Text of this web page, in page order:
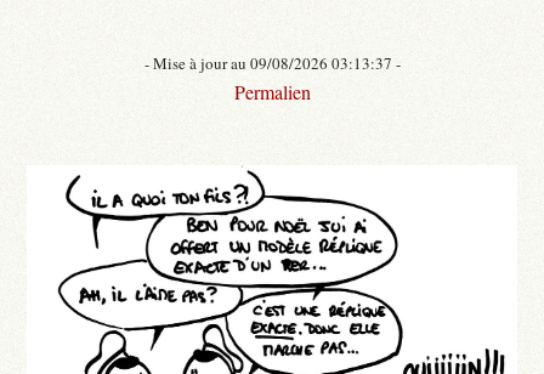
- Mise à jour au 09/08/2026 03:13:37 -
Permalien